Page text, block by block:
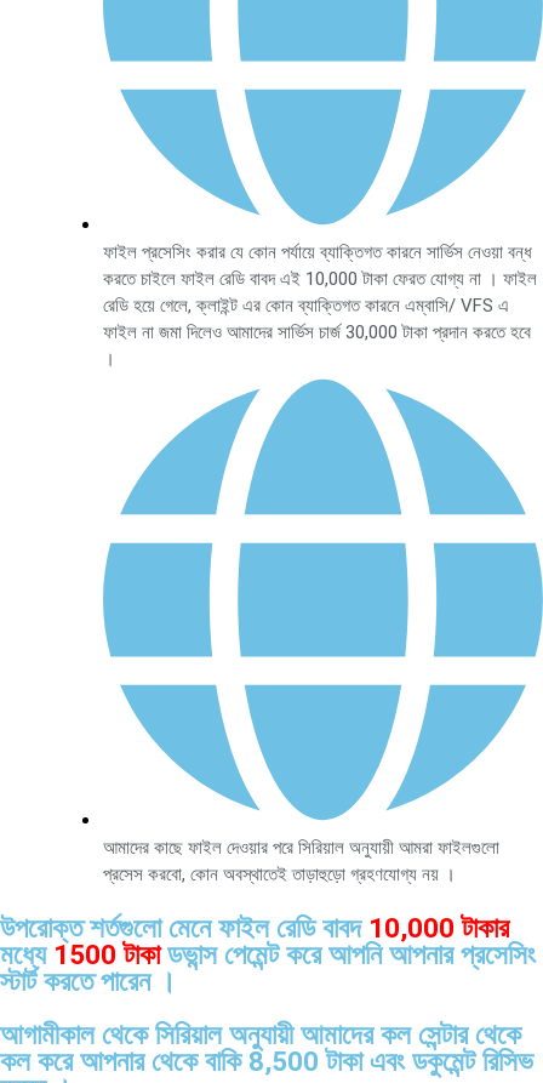
ফাইল প্রসেসিং করার যে কোন পর্যায়ে ব্যাক্তিগত কারনে সার্ভিস নেওয়া বন্ধ
করতে চাইলে ফাইল রেডি বাবদ এই 10,000 টাকা ফেরত যোগ্য না । ফাইল
রেডি হয়ে গেলে, ক্লাইন্ট এর কোন ব্যাক্তিগত কারনে এম্বাসি/ VFS এ
ফাইল না জমা দিলেও আমাদের সার্ভিস চার্জ 30,000 টাকা প্রদান করতে হবে
।
আমাদের কাছে ফাইল দেওয়ার পরে সিরিয়াল অনুযায়ী আমরা ফাইলগুলো
প্রসেস করবো, কোন অবস্থাতেই তাড়াহুড়ো গ্রহণযোগ্য নয় ।
উপরোক্ত শর্তগুলো মেনে ফাইল রেডি বাবদ 10,000 টাকার
মধ্যে 1500 টাকাডভান্স পেমেন্ট করে আপনি আপনার প্রসেসিং
স্টার্ট করতে পারেন ।
আগামীকাল থেকে সিরিয়াল অনুযায়ী আমাদের কল সেন্টার থেকে
কল করে আপনার থেকে বাকি 8,500 টাকা এবং ডকুমেন্ট রিসিভ